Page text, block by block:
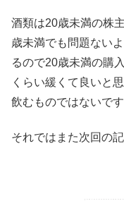
酒類は20歳未満の株
歳未満でも問題ない
るので20歳未満の購
くらい緩くて良いと
飲むものではないです
それではまた次回の